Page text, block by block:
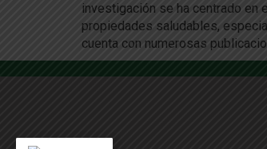
investigación se ha centrado
propiedades saludables,
cuenta con numerosas